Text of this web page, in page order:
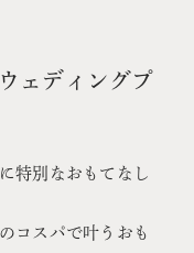
ェディングプ
特別なおもてなし
コスパで叶うおも